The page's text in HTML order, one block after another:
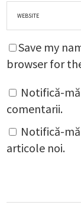
Save my
browser for
Notifică-
comentarii.
Notifică-
articole noi.